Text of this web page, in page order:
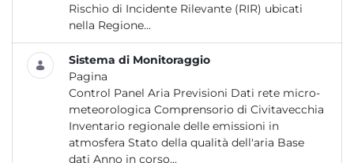
Rischio di Incidente Rilevante (RIR) ubicati
nella Regione...
Sistema di Monitoraggio
Pagina
Control Panel Aria Previsioni Dati rete micro-
meteorologica Comprensorio di Civitavecchia
Inventario regionale delle emissioni in
atmosfera Stato della qualità dell'aria Base
dati Anno in corso...